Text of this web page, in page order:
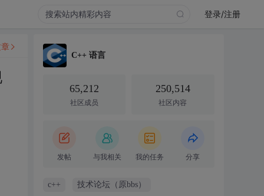
登录/注册
C++ 语言
65,212
社区成员
250,514
社区内容
发帖 与我相关 我的任务 分享
c++ 技术论坛（原bbs）